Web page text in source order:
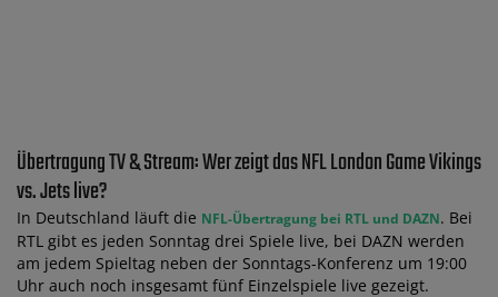
Übertragung TV & Stream: Wer zeigt das NFL London Game Vikings
vs. Jets live?
In Deutschland läuft die NFL-Übertragung bei RTL und DAZN. Bei
RTL gibt es jeden Sonntag drei Spiele live, bei DAZN werden
am jedem Spieltag neben der Sonntags-Konferenz um 19:00
Uhr auch noch insgesamt fünf Einzelspiele live gezeigt.